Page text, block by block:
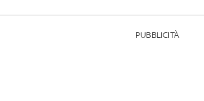
PUBBLICITÀ